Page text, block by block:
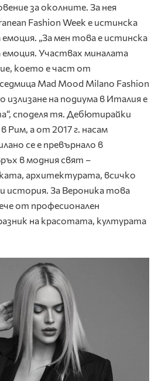
за околните. За нея
Fashion Week е истинска
емоция. „За мен това е истинска
емоция. Участвах миналата
което е част от
Mad Mood Milano Fashion
излизане на подиума в Италия е
споделя тя. Дебютирайки
Рим, а от 2017 г. насам
се е превърнало в
в модния свят –
архитектурата, всичко
история. За Вероника това
от професионален
на красотата, културата